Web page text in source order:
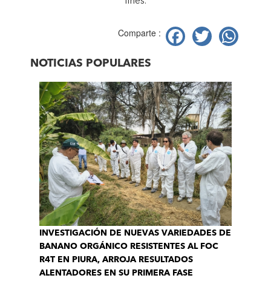
Comparte : Facebook
Twitter
NOTICIAS POPULARES
INVESTIGACIÓN DE NUEVAS VARIEDADES DE
BANANO ORGÁNICO RESISTENTES AL FOC
R4T EN PIURA, ARROJA RESULTADOS
ALENTADORES EN SU PRIMERA FASE